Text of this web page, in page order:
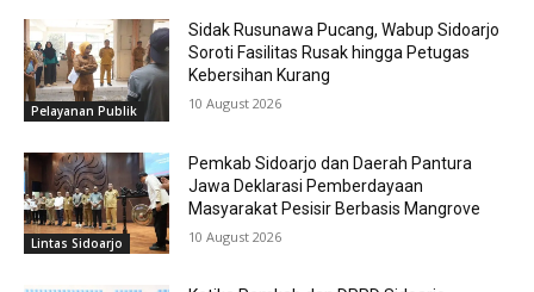
Pelayanan Publik
Sidak Rusunawa Pucang, Wabup Sidoarjo
Soroti Fasilitas Rusak hingga Petugas
Kebersihan Kurang
10 August 2026
Lintas Sidoarjo
Pemkab Sidoarjo dan Daerah Pantura
Jawa Deklarasi Pemberdayaan
Masyarakat Pesisir Berbasis Mangrove
10 August 2026